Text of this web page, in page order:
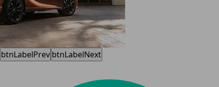
btnLabelPrev btnLabelNext